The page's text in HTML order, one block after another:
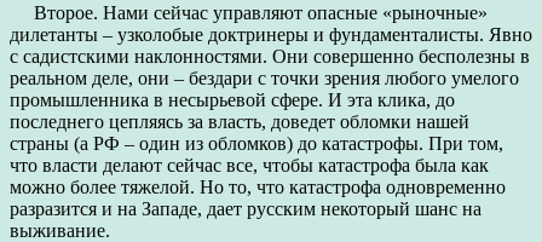
Второе. Нами сейчас управляют опасные «рыночные»
дилетанты – узколобые доктринеры и фундаменталисты. Явно
с садистскими наклонностями. Они совершенно бесполезны в
реальном деле, они – бездари с точки зрения любого умелого
промышленника в несырьевой сфере. И эта клика, до
последнего цепляясь за власть, доведет обломки нашей
страны (а РФ – один из обломков) до катастрофы. При том,
что власти делают сейчас все, чтобы катастрофа была как
можно более тяжелой. Но то, что катастрофа одновременно
разразится и на Западе, дает русским некоторый шанс на
выживание.